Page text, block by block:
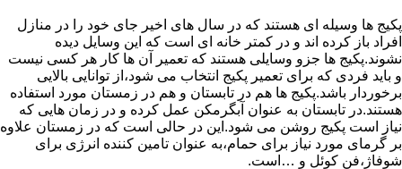
پکیج ها وسیله ای هستند که در سال های اخیر جای خود را در منازل
افراد باز کرده اند و در کمتر خانه ای است که این وسایل دیده
نشوند.پکیج ها جزو وسایلی هستند که تعمیر آن ها کار هر کسی نیست
و باید فردی که برای تعمیر پکیج انتخاب می شود،از توانایی بالایی
برخوردار باشد.پکیج ها هم در تابستان و هم در زمستان مورد استفاده
هستند.در تابستان به عنوان آبگرمکن عمل کرده و در زمان هایی که
نیاز است پکیج روشن می شود.این در حالی است که در زمستان علاوه
بر گرمای مورد نیاز برای حمام،به عنوان تامین کننده انرژی برای
شوفاژ،فن کوئل و …است.